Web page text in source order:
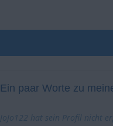
Ein paar Worte zu
JoJo122 hat sein Profil nicht